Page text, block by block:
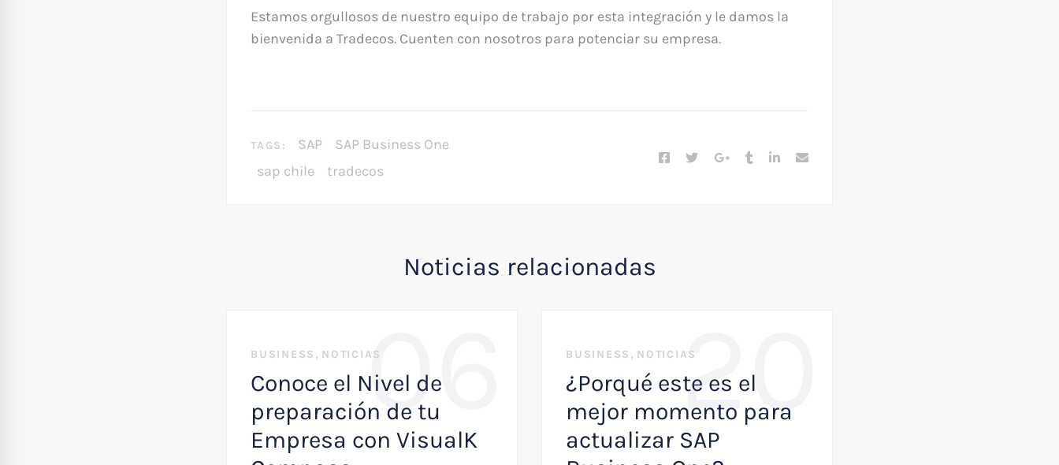
Estamos orgullosos de nuestro equipo de trabajo por esta integración y le damos la
bienvenida a Tradecos. Cuenten con nosotros para potenciar su empresa.
TAGS: SAP
SAP Business One
sap chile
tradecos
Noticias relacionadas
06
BUSINESS , NOTICIAS
Conoce el Nivel de
preparación de tu
Empresa con VisualK
20
BUSINESS , NOTICIAS
¿Porqué este es el
mejor momento para
actualizar SAP